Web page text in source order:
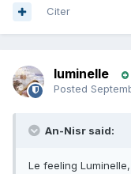
Citer
luminelle
Posted
An-Nisr said:
Le feeling